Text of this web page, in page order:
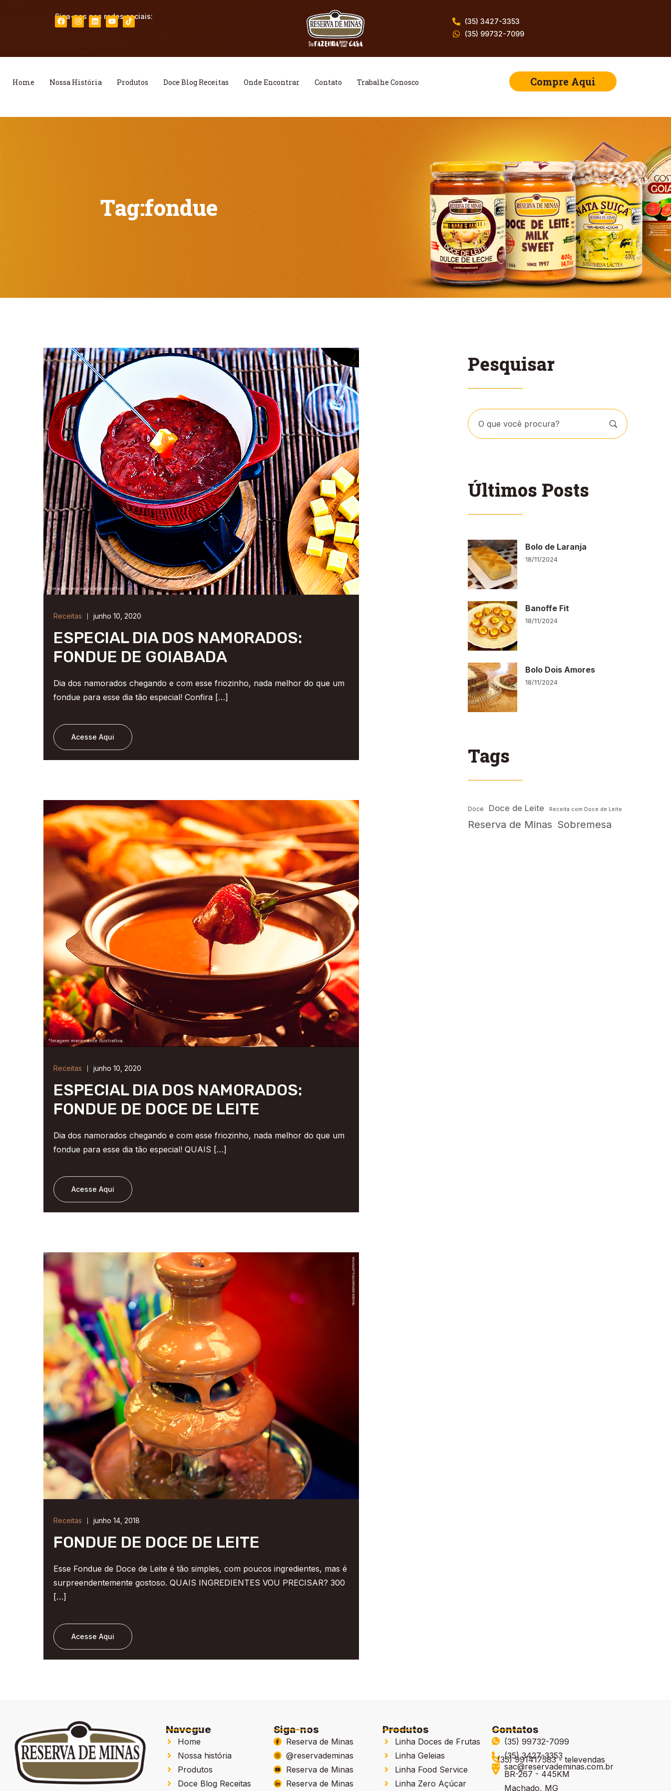
Siga-nos nas redes sociais:
(35) 3427-3353
(35) 99732-7099
Home Nossa História Produtos Doce Blog Receitas Onde Encontrar Contato Trabalhe Conosco Compre Aqui
Tag:fondue
Pesquisar
Últimos Posts
Bolo de Laranja
18/11/2024
Banoffe Fit
18/11/2024
Bolo Dois Amores
18/11/2024
Tags
Doce Doce de Leite Receita com Doce de Leite
Reserva de Minas Sobremesa
Receitas junho 10, 2020
ESPECIAL DIA DOS NAMORADOS:
FONDUE DE GOIABADA
Dia dos namorados chegando e com esse friozinho, nada melhor do que um
fondue para esse dia tão especial! Confira […]
Acesse Aqui
Receitas junho 10, 2020
ESPECIAL DIA DOS NAMORADOS:
FONDUE DE DOCE DE LEITE
Dia dos namorados chegando e com esse friozinho, nada melhor do que um
fondue para esse dia tão especial! QUAIS […]
Acesse Aqui
Receitas junho 14, 2018
FONDUE DE DOCE DE LEITE
Esse Fondue de Doce de Leite é tão simples, com poucos ingredientes, mas é
surpreendentemente gostoso. QUAIS INGREDIENTES VOU PRECISAR? 300
[…]
Acesse Aqui
Navegue
Home
Nossa história
Produtos
Doce Blog Receitas
Siga-nos
Reserva de Minas
@reservademinas
Reserva de Minas
Reserva de Minas
Produtos
Linha Doces de Frutas
Linha Geleias
Linha Food Service
Linha Zero Açúcar
Contatos
(35) 99732-7099
(35) 3427-3353
(35) 991417583 - televendas
sac@reservademinas.com.br
BR-267 - 445KM
Machado, MG